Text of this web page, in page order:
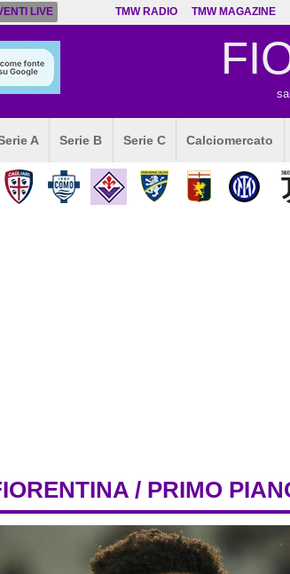
LIVE TMW RADIO TMW MAGAZINE
A Serie B Serie C Calciomercato
/ PRIMO